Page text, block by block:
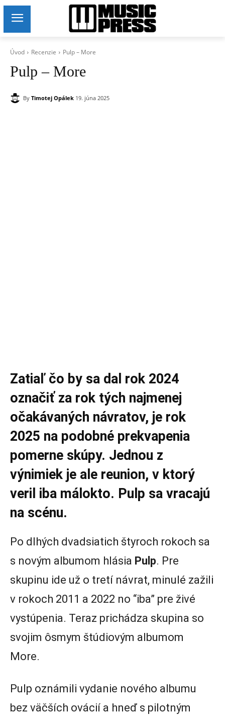
Úvod Recenzie Pulp – More
Pulp – More
By Timotej Opálek 19. júna 2025
Zatiaľ čo by sa dal rok 2024
označiť za rok tých najmenej
očakávaných návratov, je rok
2025 na podobné prekvapenia
pomerne skúpy. Jednou z
výnimiek je ale reunion, v ktorý
veril iba málokto. Pulp sa vracajú
na scénu.
Po dlhých dvadsiatich štyroch rokoch sa
s novým albumom hlásia Pulp. Pre
skupinu ide už o tretí návrat, minulé zažili
v rokoch 2011 a 2022 no “iba” pre živé
vystúpenia. Teraz prichádza skupina so
svojim ôsmym štúdiovým albumom
More.
Pulp oznámili vydanie nového albumu
bez väčších ovácií a hneď s pilotným